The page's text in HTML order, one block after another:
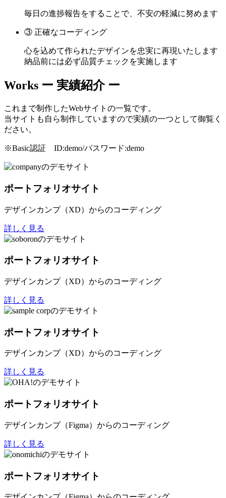
毎日の進捗報告をすることで、不安の軽減に努めます
③ 正確なコーディング
心を込めて作られたデザインを忠実に再現いたします
納品前には必ず品質チェックを実施します
Works ー 実績紹介 ー
これまで制作したWebサイトの一覧です。
当サイトも自ら制作していますので実績の一つとして御覧く
ださい。
※Basic認証 ID:demo/パスワード:demo
ポートフォリオサイト
デザインカンプ（XD）からのコーディング
詳しく見る
ポートフォリオサイト
デザインカンプ（XD）からのコーディング
詳しく見る
ポートフォリオサイト
デザインカンプ（XD）からのコーディング
詳しく見る
ポートフォリオサイト
デザインカンプ（Figma）からのコーディング
詳しく見る
ポートフォリオサイト